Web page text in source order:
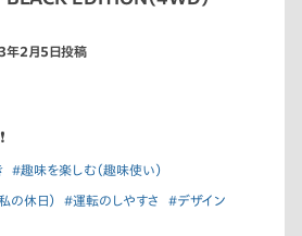
2月5日投稿
#趣味を楽しむ（趣味使い）
の休日） #運転のしやすさ #デザイン